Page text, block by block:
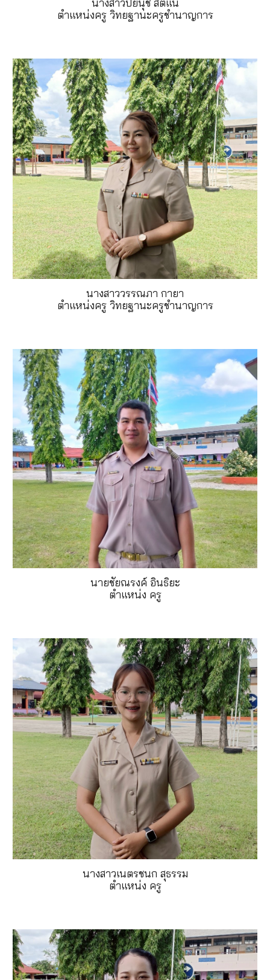
นางสาวปิยนุช สติแน่
ตำแหน่งครู วิทยฐานะครูชำนาญการ
นางสาววรรณภา กายา
ตำแหน่งครู วิทยฐานะครูชำนาญการ
นายชัยณรงค์ อินธิยะ
ตำแหน่ง ครู
นางสาวเนตรชนก สุธรรม
ตำแหน่ง ครู